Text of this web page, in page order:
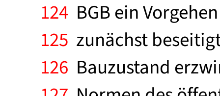
124 BGB ein
125 zunächst
126 Bauzustand